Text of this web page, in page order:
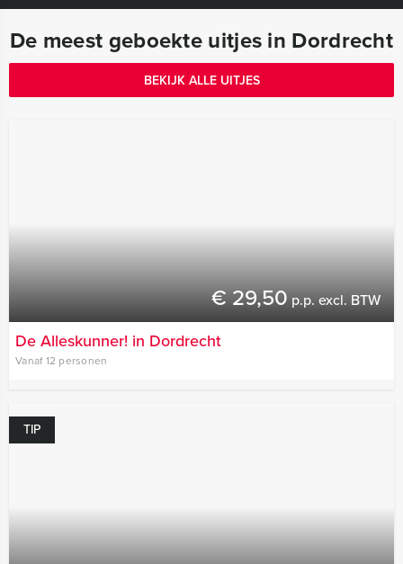
De meest geboekte uitjes in Dordrecht
BEKIJK ALLE UITJES
€ 29,50 p.p. excl. BTW
De Alleskunner! in Dordrecht
Vanaf 12 personen
TIP